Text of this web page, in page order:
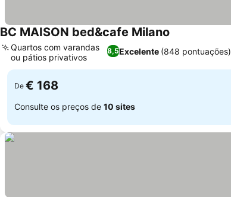
BC MAISON bed&cafe Milano
8,5Excelente (848 pontuações)
Quartos com varandas
ou pátios privativos
De € 168
Consulte os preços de 10 sites